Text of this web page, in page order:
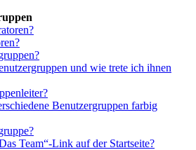
und wie trete ich ihnen
Benutzergruppen farbig
Team“-Link auf der Startseite?